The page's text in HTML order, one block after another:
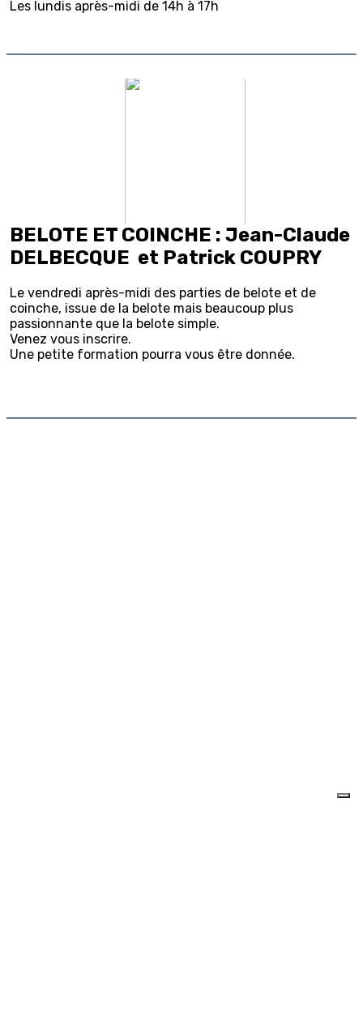
Les lundis après-midi de 14h à 17h
BELOTE ET COINCHE : Jean-Claude
DELBECQUE et Patrick COUPRY
Le vendredi après-midi des parties de belote et de
coinche, issue de la belote mais beaucoup plus
passionnante que la belote simple.
Venez vous inscrire.
Une petite formation pourra vous être donnée.